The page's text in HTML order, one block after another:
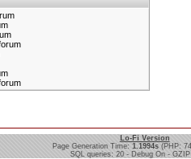
Lo-Fi Version
Page Generation Time: 1.1994s (PHP:
SQL queries: 20 - Debug On -